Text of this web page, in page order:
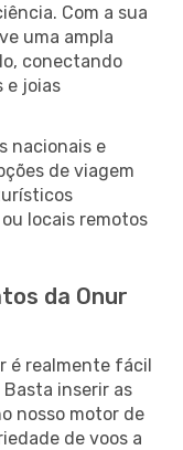
Com a sua
uma ampla
conectando
e joias
nacionais e
de viagem
locais remotos
da Onur
é realmente fácil
inserir as
nosso motor de
de voos a